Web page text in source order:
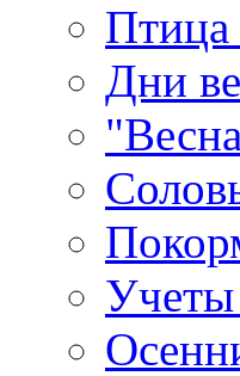
Птица
Дни
Учеты